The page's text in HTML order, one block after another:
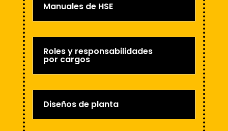
Manuales de HSE
Roles y responsabilidades
por cargos
Diseños de planta